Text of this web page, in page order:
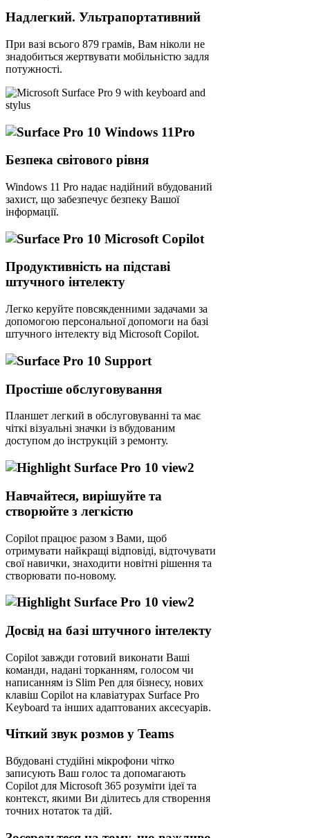
Надлегкий. Ультрапортативний
При вазі всього 879 грамів, Вам ніколи не
знадобиться жертвувати мобільністю задля
потужності.
Безпека світового рівня
Windows 11 Pro надає надійний вбудований
захист, що забезпечує безпеку Вашої
інформації.
Продуктивність на підставі
штучного інтелекту
Легко керуйте повсякденними задачами за
допомогою персональної допомоги на базі
штучного інтелекту від Microsoft Copilot.
Простіше обслуговування
Планшет легкий в обслуговуванні та має
чіткі візуальні значки із вбудованим
доступом до інструкцій з ремонту.
Навчайтеся, вирішуйте та
створюйте з легкістю
Copilot працює разом з Вами, щоб
отримувати найкращі відповіді, відточувати
свої навички, знаходити новітні рішення та
створювати по-новому.
Досвід на базі штучного інтелекту
Copilot завжди готовий виконати Ваші
команди, надані торканням, голосом чи
написанням із Slim Pen для бізнесу, нових
клавіш Copilot на клавіатурах Surface Pro
Keyboard та інших адаптованих аксесуарів.
Чіткий звук розмов у Teams
Вбудовані студійні мікрофони чітко
записують Ваш голос та допомагають
Copilot для Microsoft 365 розуміти ідеї та
контекст, якими Ви ділитесь для створення
точних нотаток та дій.